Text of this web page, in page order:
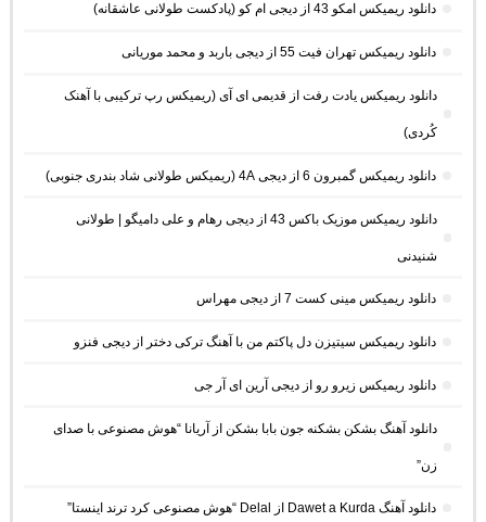
دانلود ریمیکس امکو 43 از دیجی ام کو (پادکست طولانی عاشقانه)
دانلود ریمیکس تهران فیت 55 از دیجی باربد و محمد موریانی
دانلود ریمیکس یادت رفت از قدیمی ای آی (ریمیکس رپ ترکیبی با آهنک
کُردی)
دانلود ریمیکس گمبرون 6 از دیجی 4A (ریمیکس طولانی شاد بندری جنوبی)
دانلود ریمیکس موزیک باکس 43 از دیجی رهام و علی دامیگو | طولانی
شنیدنی
دانلود ریمیکس مینی کست 7 از دیجی مهراس
دانلود ریمیکس سیتیزن دل پاکتم من با آهنگ ترکی دختر از دیجی فنزو
دانلود ریمیکس زیرو رو از دیجی آرین ای آر جی
دانلود آهنگ بشکن بشکنه جون بابا بشکن از آریانا “هوش مصنوعی با صدای
زن”
دانلود آهنگ Dawet a Kurda از Delal “هوش مصنوعی کرد ترند اینستا”